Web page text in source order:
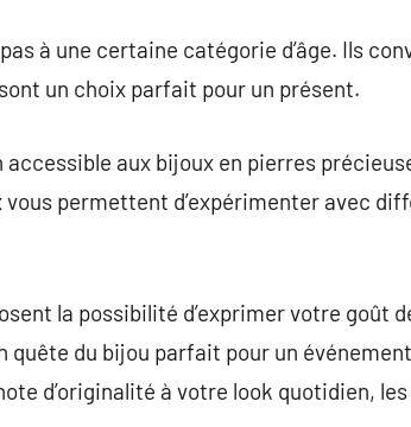
à une certaine catégorie d’âge. Ils
un choix parfait pour un présent.
aux bijoux en pierres
permettent d’expérimenter avec
la possibilité d’exprimer votre goût
quête du bijou parfait pour un
d’originalité à votre look quotidien,